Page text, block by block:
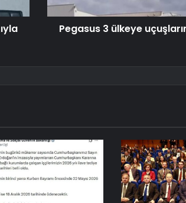
Pegasus 3 ülkeye